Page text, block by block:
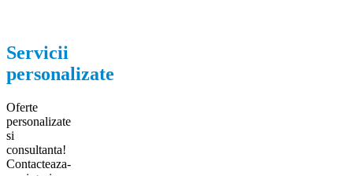
Servicii
personalizate
Oferte
personalizate
si
consultanta!
Contacteaza-